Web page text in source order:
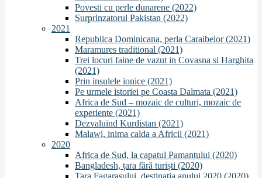
Povesti cu perle dunarene (2022)
Surprinzatorul Pakistan (2022)
2021
Republica Dominicana, perla Caraibelor (2021)
Maramures traditional (2021)
Trei locuri faine de vazut in Covasna si Harghita
(2021)
Prin insulele ionice (2021)
Pe urmele istoriei pe Coasta Dalmata (2021)
Africa de Sud – mozaic de culturi, mozaic de
experiente (2021)
Dezvaluind Kurdistan (2021)
Malawi, inima calda a Africii (2021)
2020
Africa de Sud, la capatul Pamantului (2020)
Bangladesh, țara fără turiști (2020)
Tara Fagarasului, destinatia anului 2020 (2020)